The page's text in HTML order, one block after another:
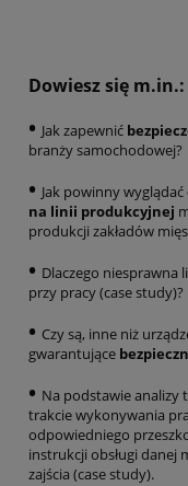
Dowiesz się m.in.:
• Jak zapewnić
branży samochodowej?
• Jak powinny wyglądać
na linii produkcyjnej
produkcji zakładów
• Dlaczego niesprawna
przy pracy (case study)?
• Czy są, inne niż
gwarantujące
• Na podstawie analizy
trakcie wykonywania
odpowiedniego
instrukcji obsługi danej
zajścia (case study).